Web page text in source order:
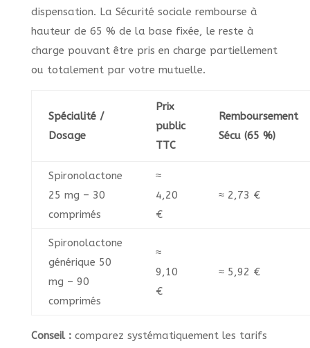
dispensation. La Sécurité sociale rembourse à
hauteur de 65 % de la base fixée, le reste à
charge pouvant être pris en charge partiellement
ou totalement par votre mutuelle.
Spécialité /
Dosage
Prix
public
TTC
Remboursement
Sécu (65 %)
Spironolactone
25 mg – 30
comprimés
≈
4,20
€
≈ 2,73 €
Spironolactone
générique 50
mg – 90
comprimés
≈
9,10
€
≈ 5,92 €
Conseil :comparez systématiquement les tarifs